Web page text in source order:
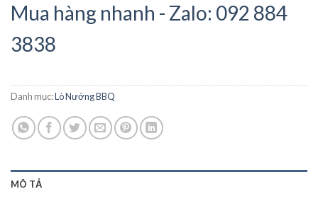
Mua hàng nhanh - Zalo: 092 884
3838
Danh mục:Lò Nướng BBQ
MÔ TẢ